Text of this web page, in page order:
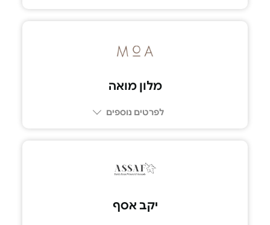
מלון מואה
לפרטים נוספים
יקב אסף